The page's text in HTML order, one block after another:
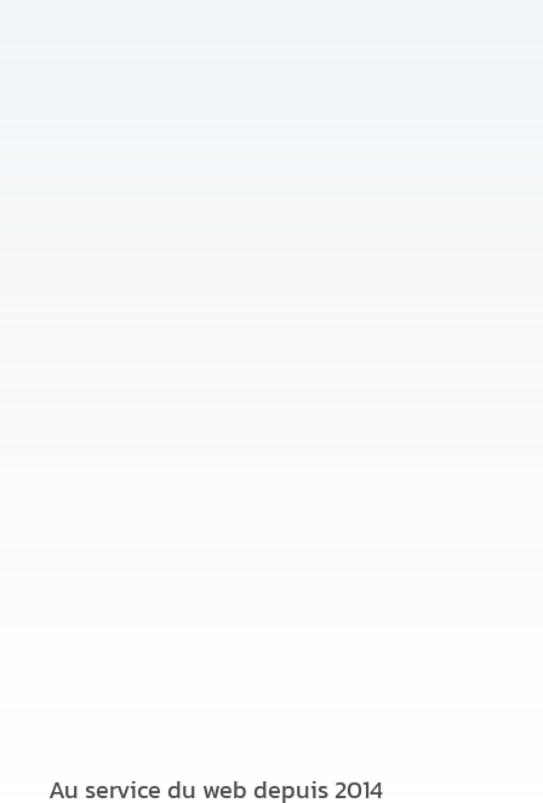
Au service du web depuis 2014